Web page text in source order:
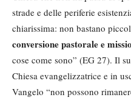
strade e delle periferie
chiarissima: non bastano
conversione pastorale e
cose come sono” (EG 27). Il
Chiesa evangelizzatrice e in
Vangelo “non possono